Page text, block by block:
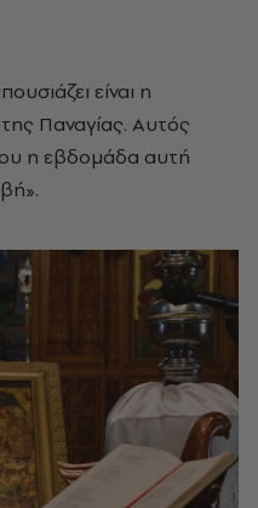
είναι η
Παναγίας. Αυτός
η εβδομάδα αυτή